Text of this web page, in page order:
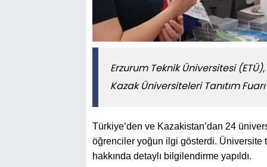
Erzurum Teknik Üniversitesi
Kazak Üniversiteleri Tanıtım
Türkiye’den ve Kazakistan’dan 24
öğrenciler yoğun ilgi gösterdi. Üniversite
hakkında detaylı bilgilendirme yapıldı.